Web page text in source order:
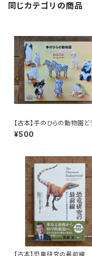
同じカテゴリの商品
【古本】手のひらの動物園ど
つ・紙工作BOOK
¥500
【古本】恐竜研究の最前線